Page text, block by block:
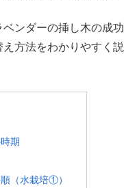
ンダーの挿し木の成功
方法をわかりやすく説
期
（水栽培①）